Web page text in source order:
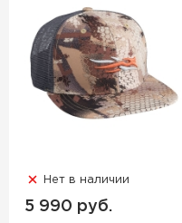
Нет в наличии
5 990 руб.